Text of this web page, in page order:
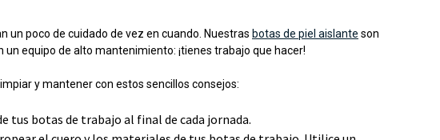
un poco de cuidado de vez en cuando. Nuestras botas de piel aislante son
equipo de alto mantenimiento: ¡tienes trabajo que hacer!
y mantener con estos sencillos consejos:
tus botas de trabajo al final de cada jornada.